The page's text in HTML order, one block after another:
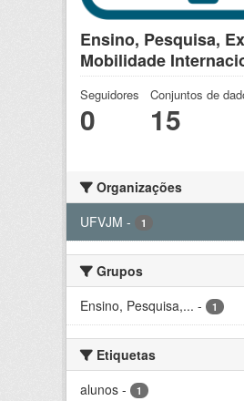
Ensino, Pesquisa,
Mobilidade
Seguidores
0
Conjuntos de
15
Organizações
UFVJM - 1
Grupos
Ensino, Pesquisa,... - 1
Etiquetas
alunos - 1